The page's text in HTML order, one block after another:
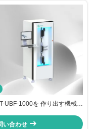
UBF-1000を 作り出す機械で
い合わせ